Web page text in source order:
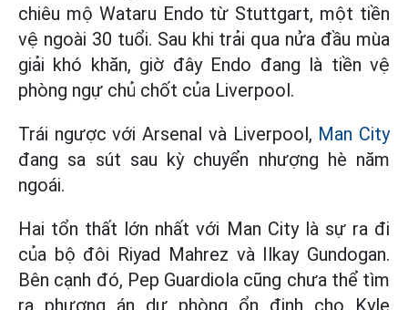
chiêu mộ Wataru Endo từ Stuttgart, một tiền
vệ ngoài 30 tuổi. Sau khi trải qua nửa đầu mùa
giải khó khăn, giờ đây Endo đang là tiền vệ
phòng ngự chủ chốt của Liverpool.
Trái ngược với Arsenal và Liverpool, Man City
đang sa sút sau kỳ chuyển nhượng hè năm
ngoái.
Hai tổn thất lớn nhất với Man City là sự ra đi
của bộ đôi Riyad Mahrez và Ilkay Gundogan.
Bên cạnh đó, Pep Guardiola cũng chưa thể tìm
ra phương án dự phòng ổn định cho Kyle